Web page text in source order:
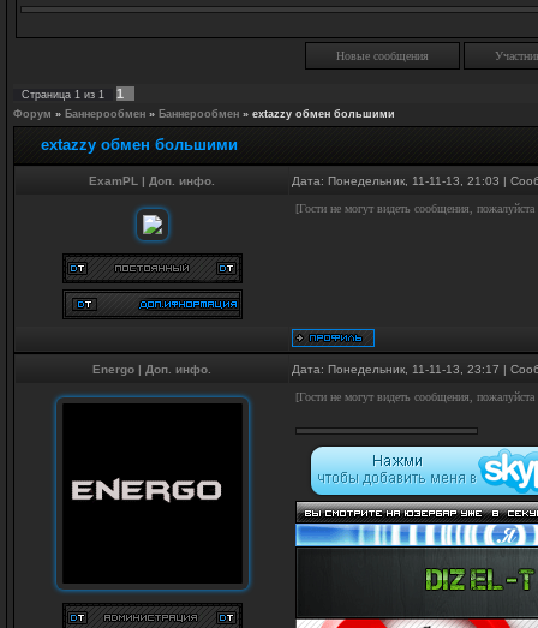
Новые сообщения
Страница 1 из 1 1
Форум » Баннерообмен » Баннерообмен » extazzy обмен большими
extazzy обмен большими
ExamPL | Доп. инфо. Дата: Понедельник, 11-11-13, 21:03 |
[Гости не могут видеть сообщения, пожалуйста
Energo | Доп. инфо. Дата: Понедельник, 11-11-13, 23:17 |
[Гости не могут видеть сообщения, пожалуйста